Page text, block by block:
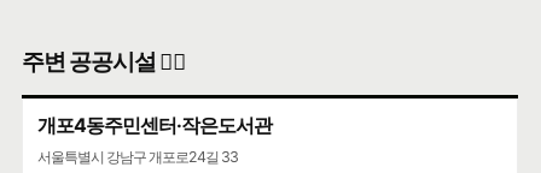
주변 공공시설 👨‍✈️
개포4동주민센터·작은도서관
서울특별시 강남구 개포로24길 33